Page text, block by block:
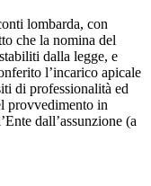
lombarda, con
che la nomina del
dalla legge, e
l’incarico apicale
di professionalità ed
provvedimento in
dall’assunzione (a